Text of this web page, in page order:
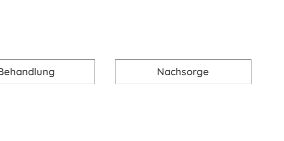
Nachsorge